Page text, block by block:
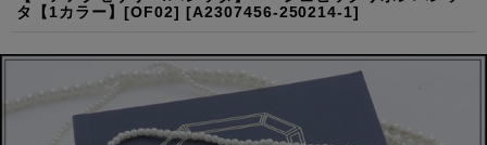
タ【1カラー】[OF02] [A2307456-250214-1]